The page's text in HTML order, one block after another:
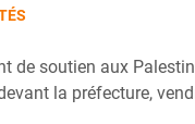
de sou­tien aux
la pré­fec­ture,